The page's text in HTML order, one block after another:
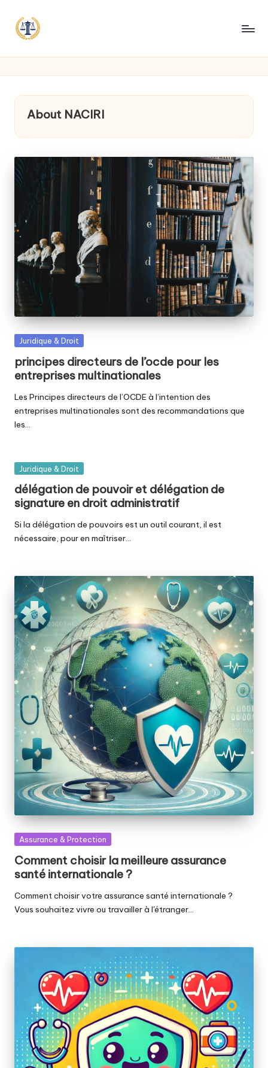
About NACIRI
Posted
Juridique & Droit
principes directeurs de l’ocde pour les
entreprises multinationales
Les Principes directeurs de l’OCDE à l’intention des
entreprises multinationales sont des recommandations que
les…
Posted
Juridique & Droit
délégation de pouvoir et délégation de
signature en droit administratif
Si la délégation de pouvoirs est un outil courant, il est
nécessaire, pour en maîtriser…
Posted
Assurance & Protection
Comment choisir la meilleure assurance
santé internationale ?
Comment choisir votre assurance santé internationale ?
Vous souhaitez vivre ou travailler à l'étranger…